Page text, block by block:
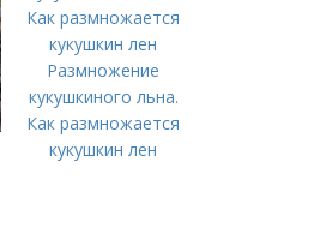
Размножение
кукушкиного льна.
Как размножается
кукушкин лен